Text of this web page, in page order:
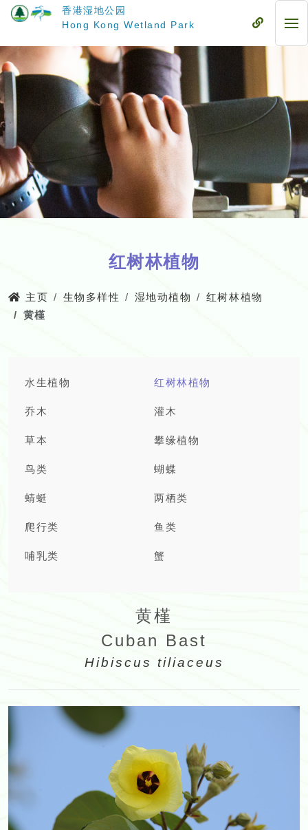
要
内
容
香港湿地公园
Hong Kong Wetland Park
流
流
动
红树林植物
主页 生物多样性 湿地动植物
红树林植物
黄槿
水生植物 红树林植物
乔木 灌木
草本 攀缘植物
鸟类 蝴蝶
蜻蜓 两栖类
爬行类 鱼类
哺乳类 蟹
黄槿
Cuban Bast
Hibiscus tiliaceus